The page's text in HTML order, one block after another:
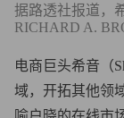
据路透社报道，
RICHARD A.
电商巨头希音（
域，开拓其他领